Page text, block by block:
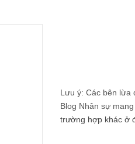
Lưu ý: Các bên lừa
Blog Nhân sự mang
trường hợp khác ở